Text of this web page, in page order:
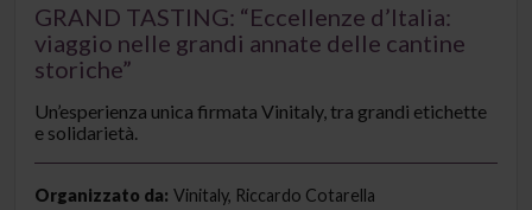
GRAND TASTING: “Eccellenze d’Italia:
viaggio nelle grandi annate delle cantine
storiche”
Un’esperienza unica firmata Vinitaly, tra grandi etichette
e solidarietà.
Organizzato da: Vinitaly, Riccardo Cotarella